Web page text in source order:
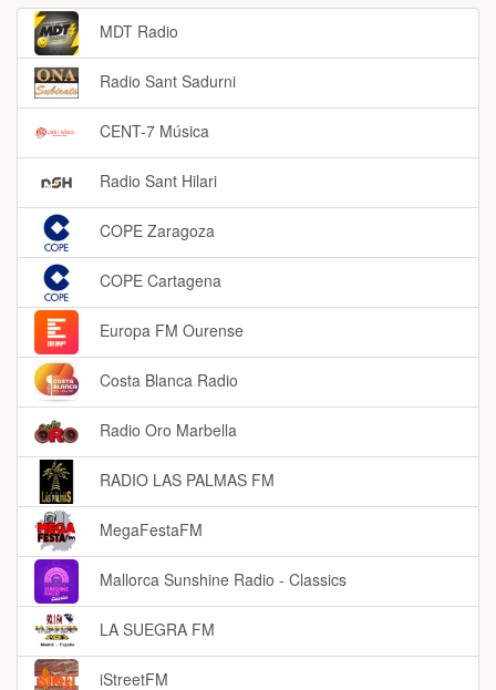
MDT Radio
Radio Sant Sadurni
CENT-7 Música
Radio Sant Hilari
COPE Zaragoza
COPE Cartagena
Europa FM Ourense
Costa Blanca Radio
Radio Oro Marbella
RADIO LAS PALMAS FM
MegaFestaFM
Mallorca Sunshine Radio - Classics
LA SUEGRA FM
iStreetFM